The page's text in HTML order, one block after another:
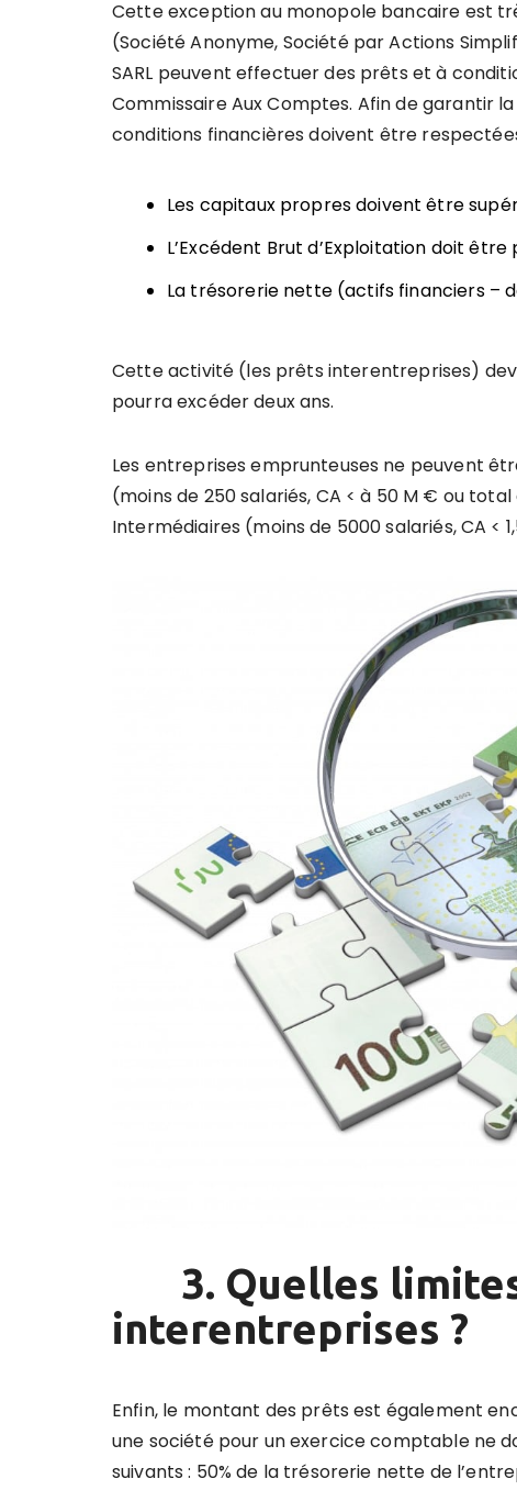
Cette exception au monopole bancaire est
(Société Anonyme, Société par Actions
SARL peuvent effectuer des prêts et à
Commissaire Aux Comptes. Afin de garantir
conditions financières doivent être
Les capitaux propres doivent être
L’Excédent Brut d’Exploitation doit être
La trésorerie nette (actifs financiers –
Cette activité (les prêts interentreprises)
pourra excéder deux ans.
Les entreprises emprunteuses ne peuvent
(moins de 250 salariés, CA < à 50 M € ou
Intermédiaires (moins de 5000 salariés, CA <
3. Quelles
interentreprises ?
Enfin, le montant des prêts est également
une société pour un exercice comptable ne
suivants : 50% de la trésorerie nette de